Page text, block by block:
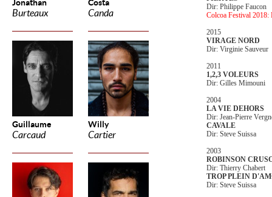
Jonathan
Burteaux
Costa
Canda
Guillaume
Carcaud
Willy
Cartier
Dir: Philippe Faucon
Colcoa Festival 2018:
2015
VIRAGE NORD
Dir: Virginie Sauveur
2011
1,2,3 VOLEURS
Dir: Gilles Mimouni
2004
LA VIE DEHORS
Dir: Jean-Pierre
CAVALE
Dir: Steve Suissa
2003
ROBINSON
Dir: Thierry Chabert
TROP PLEIN
Dir: Steve Suissa